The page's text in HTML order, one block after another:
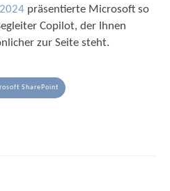
präsentierte Microsoft so
Copilot, der Ihnen
zur Seite steht.
SharePoint